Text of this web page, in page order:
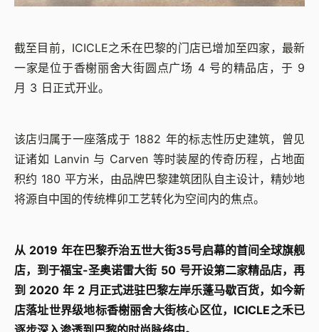
截至目前，ICICLE之禾在巴黎的门店已增加至四家，最新
一家是位于香榭丽舍大街圆点广场 4 号的精品店，于 9
月 3 日正式开业。
该店归属于一座落成于 1882 年的标志性历史建筑，曾见
证诸如 Lanvin 与 Carven 等时装屋的传奇历程，占地面
积约 180 平方米，由品牌巴黎建筑团队自主设计，精妙地
将源自中国的传统榫卯工艺转化为空间内的焦点。
从 2019 年在巴黎乔治五世大街35号启幕的首间全球旗舰
店，到于福宝-圣奥诺雷大街 50 号开设第二家精品店，再
到 2020 年 2 月正式进驻巴黎左岸乐蓬马歇百货，如今新
店落址世界级地标香榭丽舍大街核心区位，ICICLE之禾已